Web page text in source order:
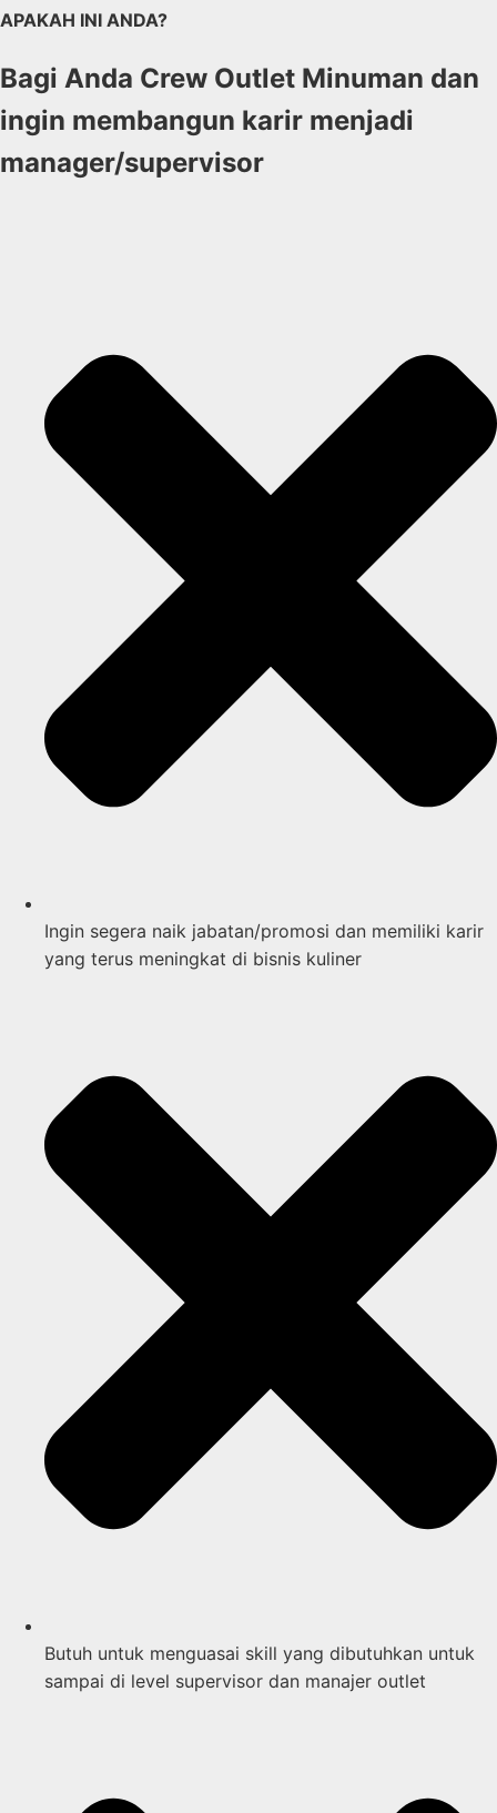
APAKAH INI ANDA?
Bagi Anda Crew Outlet Minuman dan
ingin membangun karir menjadi
manager/supervisor
Ingin segera naik jabatan/promosi dan memiliki karir
yang terus meningkat di bisnis kuliner
Butuh untuk menguasai skill yang dibutuhkan untuk
sampai di level supervisor dan manajer outlet